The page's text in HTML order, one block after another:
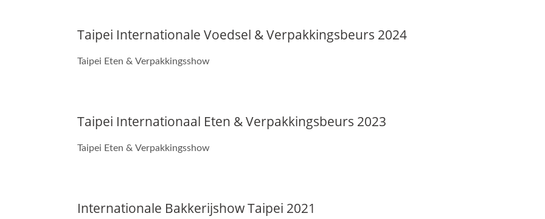
Taipei Internationale Voedsel & Verpakkingsbeurs 2024
Taipei Eten & Verpakkingsshow
Taipei Internationaal Eten & Verpakkingsbeurs 2023
Taipei Eten & Verpakkingsshow
Internationale Bakkerijshow Taipei 2021